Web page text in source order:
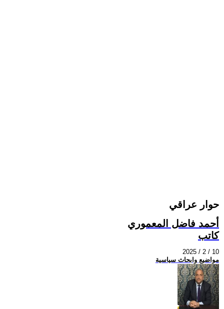
حوار عراقي
أحمد فاضل المعموري
كاتب
2025 / 2 / 10
مواضيع وابحاث سياسية